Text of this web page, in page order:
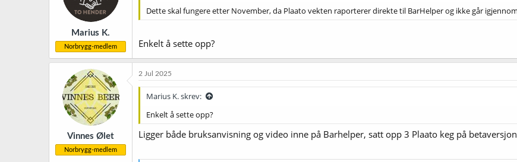
Marius K.
Norbrygg-medlem
Dette skal fungere etter November, da Plaato vekten raporterer direkte til BarHelper og ikke går
Enkelt å sette opp?
Vinnes Ølet
Norbrygg-medlem
2 Jul 2025
Marius K. skrev:
Enkelt å sette opp?
Ligger både bruksanvisning og video inne på Barhelper, satt opp 3 Plaato keg på